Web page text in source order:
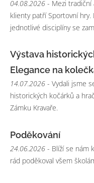
04.08.2026 - Mezi tradiční
klienty patří Sportovní
jednotlivé disciplíny se
Výstava
Elegance na
14.07.2026 - Vydali jsme
historických kočárků a
Zámku Kravaře.
Poděkování
24.06.2026 - Blíží se nám
rád poděkoval všem